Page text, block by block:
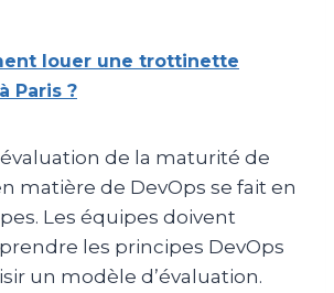
louer une trottinette
Paris ?
de la maturité de
matière de DevOps se fait en
Les équipes doivent
les principes DevOps
un modèle d’évaluation.